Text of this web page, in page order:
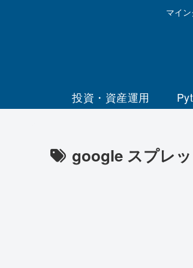
マイ
投資・資産運用
google スプレ